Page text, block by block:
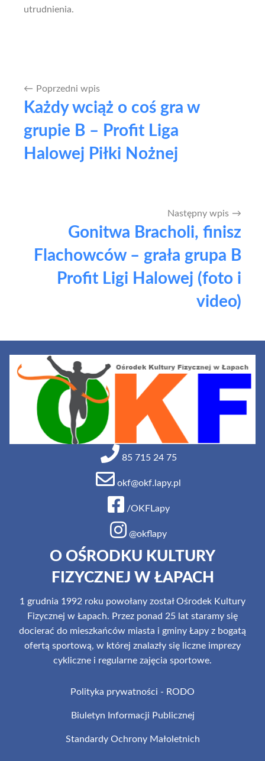
utrudnienia.
Nawigacja
wpisu
Poprzedni wpis
Każdy wciąż o coś gra w
grupie B – Profit Liga
Halowej Piłki Nożnej
Następny wpis
Gonitwa Bracholi, finisz
Flachowców – grała grupa B
Profit Ligi Halowej (foto i
video)
85 715 24 75
okf@okf.lapy.pl
/OKFLapy
@okflapy
O OŚRODKU KULTURY
FIZYCZNEJ W ŁAPACH
1 grudnia 1992 roku powołany został Ośrodek Kultury
Fizycznej w Łapach. Przez ponad 25 lat staramy się
docierać do mieszkańców miasta i gminy Łapy z bogatą
ofertą sportową, w której znalazły się liczne imprezy
cykliczne i regularne zajęcia sportowe.
Polityka prywatności - RODO
Biuletyn Informacji Publicznej
Standardy Ochrony Małoletnich